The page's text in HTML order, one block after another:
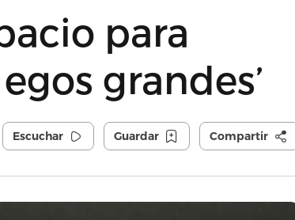
para
grandes’
Escuchar Guardar Compartir